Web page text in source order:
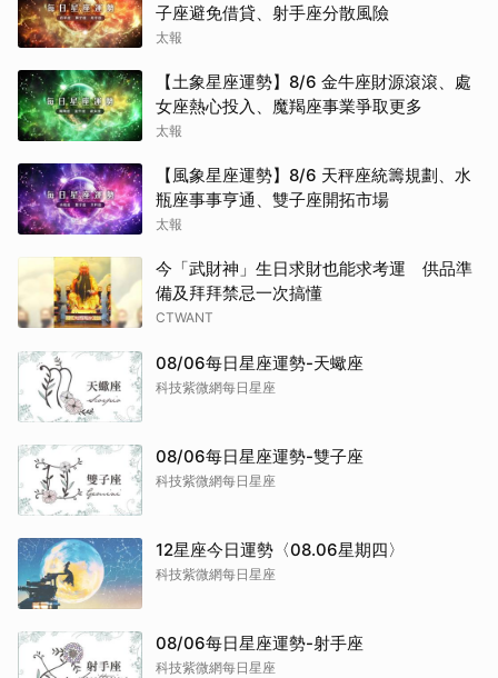
子座避免借貸、射手座分散風險
太報
【土象星座運勢】8/6 金牛座財源滾滾、處
女座熱心投入、魔羯座事業爭取更多
太報
【風象星座運勢】8/6 天秤座統籌規劃、水
瓶座事事亨通、雙子座開拓市場
太報
今「武財神」生日求財也能求考運 供品準
備及拜拜禁忌一次搞懂
CTWANT
08/06每日星座運勢-天蠍座
科技紫微網每日星座
08/06每日星座運勢-雙子座
科技紫微網每日星座
12星座今日運勢〈08.06星期四〉
科技紫微網每日星座
08/06每日星座運勢-射手座
科技紫微網每日星座